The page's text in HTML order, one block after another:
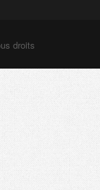
droits